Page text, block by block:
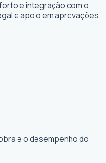
e integração com o
e apoio em aprovações.
e o desempenho do